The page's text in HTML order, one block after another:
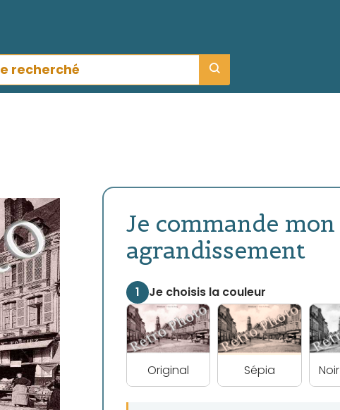
Je commande mon
agrandissement
1 Je choisis la couleur
Original Sépia